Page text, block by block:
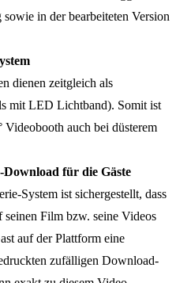
in der bearbeiteten Version
dienen zeitgleich als
mit LED Lichtband). Somit ist
Videobooth auch bei düsterem
für die Gäste
System ist sichergestellt, dass
Film bzw. seine Videos
auf der Plattform eine
zufälligen Download-